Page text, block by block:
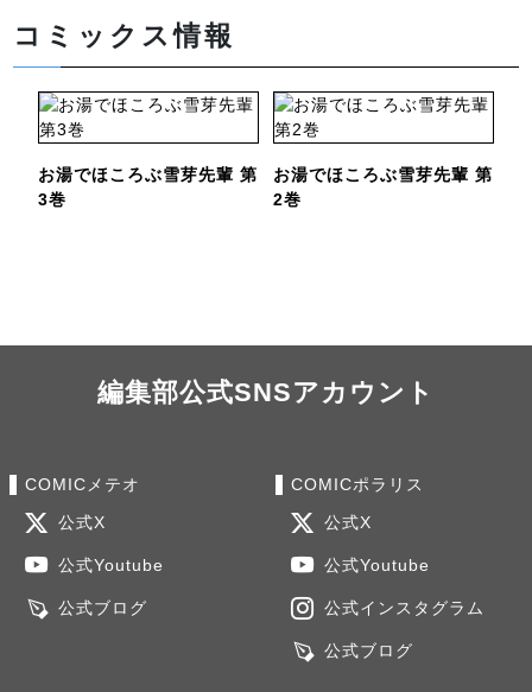
コミックス情報
お湯でほころぶ雪芽先輩 第
3巻
お湯でほころぶ雪芽先輩 第
2巻
編集部公式SNSアカウント
COMICメテオ
公式X
公式Youtube
公式ブログ
COMICポラリス
公式X
公式Youtube
公式インスタグラム
公式ブログ